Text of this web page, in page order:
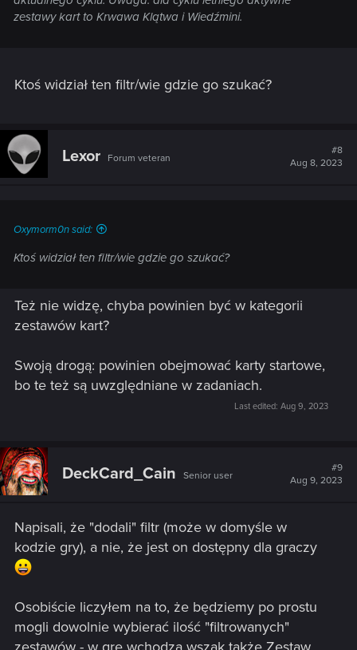
zestawy kart to Krwawa Klątwa i Wiedźmini.
Ktoś widział ten filtr/wie gdzie go szukać?
Lexor Forum veteran
#8
Aug 8, 2023
Oxymorm0n said:
Ktoś widział ten filtr/wie gdzie go szukać?
Też nie widzę, chyba powinien być w kategorii
zestawów kart?
Swoją drogą: powinien obejmować karty startowe,
bo te też są uwzględniane w zadaniach.
Last edited: Aug 9, 2023
DeckCard_Cain Senior user
#9
Aug 9, 2023
Napisali, że "dodali" filtr (może w domyśle w
kodzie gry), a nie, że jest on dostępny dla graczy
Osobiście liczyłem na to, że będziemy po prostu
mogli dowolnie wybierać ilość "filtrowanych"